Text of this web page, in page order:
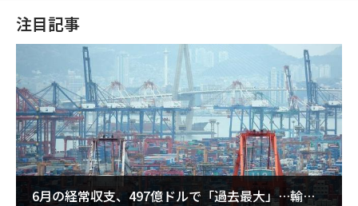
注目記事
6月の経常収支、497億ドルで「過去最大」…輸出